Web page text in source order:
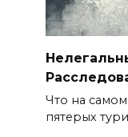
Что на
пятерых